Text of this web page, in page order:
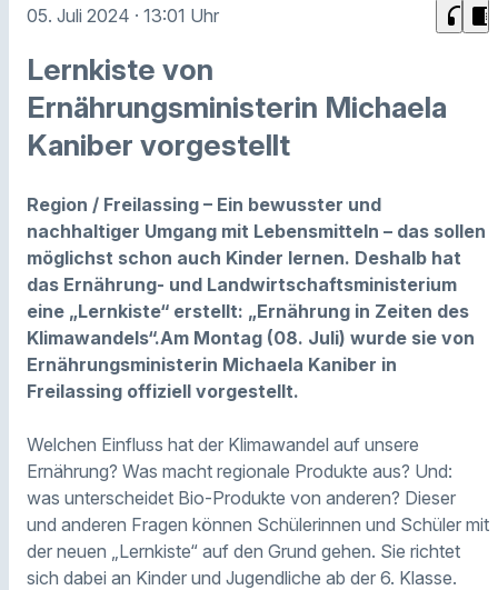
05. Juli 2024 · 13:01 Uhr headphones chrome_reader_mode
Lernkiste von
Ernährungsministerin Michaela
Kaniber vorgestellt
Region / Freilassing – Ein bewusster und
nachhaltiger Umgang mit Lebensmitteln – das sollen
möglichst schon auch Kinder lernen. Deshalb hat
das Ernährung- und Landwirtschaftsministerium
eine „Lernkiste“ erstellt: „Ernährung in Zeiten des
Klimawandels“.Am Montag (08. Juli) wurde sie von
Ernährungsministerin Michaela Kaniber in
Freilassing offiziell vorgestellt.
Welchen Einfluss hat der Klimawandel auf unsere
Ernährung? Was macht regionale Produkte aus? Und:
was unterscheidet Bio-Produkte von anderen? Dieser
und anderen Fragen können Schülerinnen und Schüler mit
der neuen „Lernkiste“ auf den Grund gehen. Sie richtet
sich dabei an Kinder und Jugendliche ab der 6. Klasse.